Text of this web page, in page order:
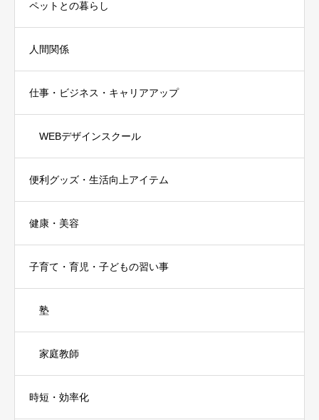
ペットとの暮らし
人間関係
仕事・ビジネス・キャリアアップ
WEBデザインスクール
便利グッズ・生活向上アイテム
健康・美容
子育て・育児・子どもの習い事
塾
家庭教師
時短・効率化